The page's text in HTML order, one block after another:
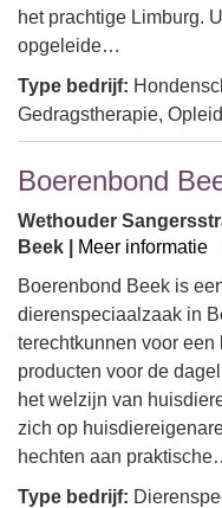
het prachtige Limburg.
opgeleide…
Type bedrijf:
Gedragstherapie,
Boerenbond
Wethouder
Beek |
Meer informatie
Boerenbond Beek is
dierenspeciaalzaak in
terechtkunnen voor een
producten voor de
het welzijn van
zich op
hechten aan
Type bedrijf: